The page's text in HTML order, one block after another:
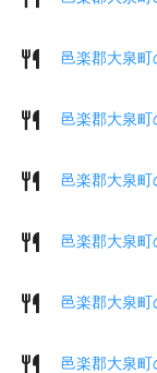
邑楽郡大泉
邑楽郡大泉町
邑楽郡大泉
邑楽郡大泉
邑楽郡大泉
邑楽郡大泉